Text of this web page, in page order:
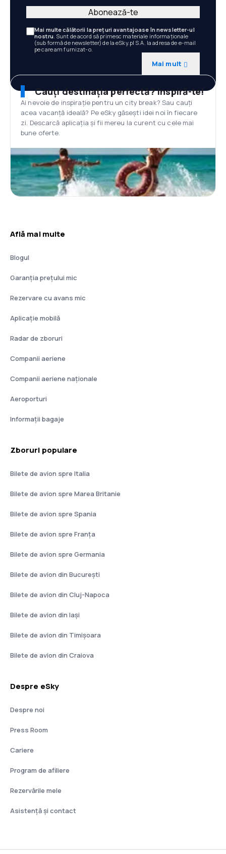
Mai multe călătorii la prețuri avantajoase în newsletter-ul
nostru. Sunt de acord să primesc materiale informaționale
(sub formă de newsletter) de la eSky.pl S.A. la adresa de e-mail
pe care am furnizat-o.
Mai mult
Abonează-te
Cauți destinația perfectă? Inspiră-te!
Ai nevoie de inspirație pentru un city break? Sau cauți
acea vacanță ideală? Pe eSky găsești idei noi în fiecare
zi. Descarcă aplicația și fii mereu la curent cu cele mai
bune oferte.
Află mai multe
Blogul
Garanția prețului mic
Rezervare cu avans mic
Aplicație mobilă
Radar de zboruri
Companii aeriene
Companii aeriene naţionale
Aeroporturi
Informații bagaje
Zboruri populare
Bilete de avion spre Italia
Bilete de avion spre Marea Britanie
Bilete de avion spre Spania
Bilete de avion spre Franţa
Bilete de avion spre Germania
Bilete de avion din București
Bilete de avion din Cluj-Napoca
Bilete de avion din Iași
Bilete de avion din Timișoara
Bilete de avion din Craiova
Despre eSky
Despre noi
Press Room
Cariere
Program de afiliere
Rezervările mele
Asistenţă şi contact